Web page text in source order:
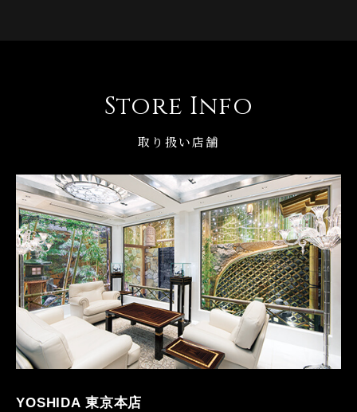
Store Info
取り扱い店舗
YOSHIDA 東京本店